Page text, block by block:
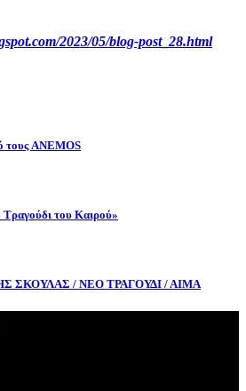
2023/05/blog-post_28.html
ANEMOS
του Καιρού»
ΣΚΟΥΛΑΣ / ΝΕΟ ΤΡΑΓΟΥΔΙ / ΑΙΜΑ